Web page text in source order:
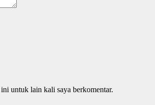
untuk lain kali saya berkomentar.